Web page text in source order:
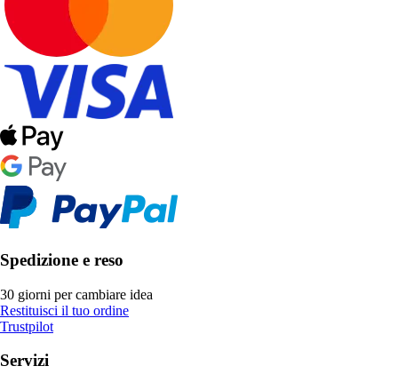
Spedizione e reso
30 giorni per cambiare idea
Restituisci il tuo ordine
Trustpilot
Servizi